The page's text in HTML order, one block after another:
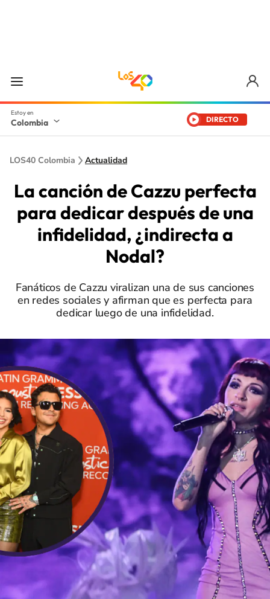
Colombia DIRECTO
LOS40 Colombia Actualidad
La canción de Cazzu perfecta
para dedicar después de una
infidelidad, ¿indirecta a
Nodal?
Fanáticos de Cazzu viralizan una de sus canciones
en redes sociales y afirman que es perfecta para
dedicar luego de una infidelidad.